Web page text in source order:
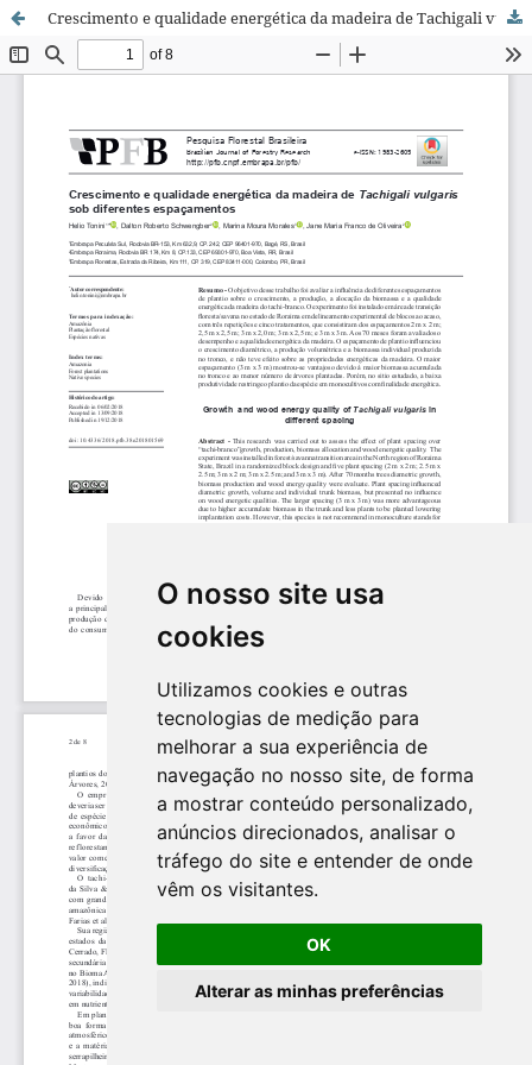
O nosso site usa
cookies
Utilizamos cookies e outras
tecnologias de medição para
melhorar a sua experiência de
navegação no nosso site, de forma
a mostrar conteúdo personalizado,
anúncios direcionados, analisar o
tráfego do site e entender de onde
vêm os visitantes.
OK
Alterar as minhas preferências
Crescimento e qualidade energética da madeira de Tachigali vulgaris sob diferentes espaçamentos